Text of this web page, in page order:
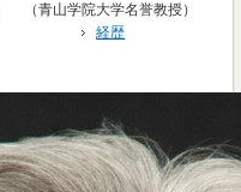
（青山学院大学名誉教授）
経歴